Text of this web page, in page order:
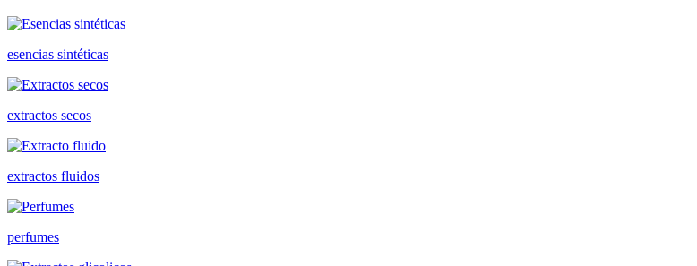
esencias sintéticas
extractos secos
extractos fluidos
perfumes